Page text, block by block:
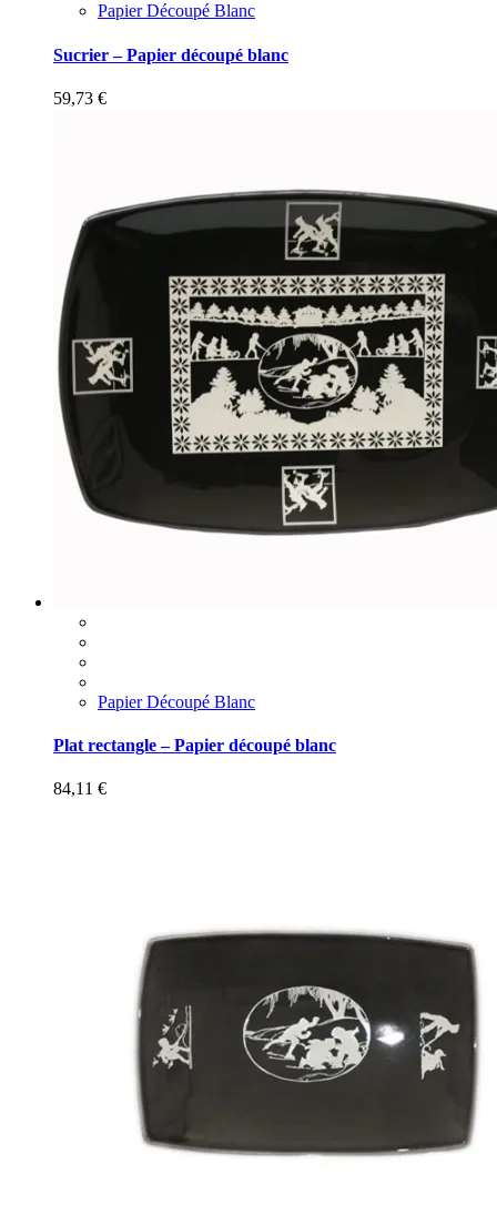
Papier Découpé Blanc
Sucrier – Papier découpé blanc
59,73 €
Papier Découpé Blanc
Plat rectangle – Papier découpé blanc
84,11 €